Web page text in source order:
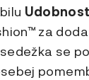
Udobnost
za
se